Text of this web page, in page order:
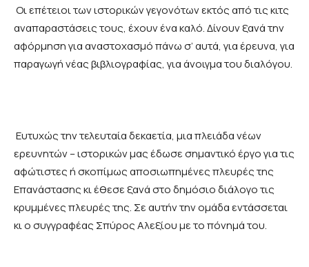
Οι επέτειοι των ιστορικών γεγονότων εκτός από τις κιτς
αναπαραστάσεις τους, έχουν ένα καλό. Δίνουν ξανά την
αφόρμηση για αναστοχασμό πάνω σ’ αυτά, για έρευνα, για
παραγωγή νέας βιβλιογραφίας, για άνοιγμα του διαλόγου.
Ευτυχώς την τελευταία δεκαετία, μια πλειάδα νέων
ερευνητών – ιστορικών μας έδωσε σημαντικό έργο για τις
αφώτιστες ή σκοπίμως αποσιωπημένες πλευρές της
Επανάστασης κι έθεσε ξανά στο δημόσιο διάλογο τις
κρυμμένες πλευρές της. Σε αυτήν την ομάδα εντάσσεται
κι ο συγγραφέας Σπύρος Αλεξίου με το πόνημά του.